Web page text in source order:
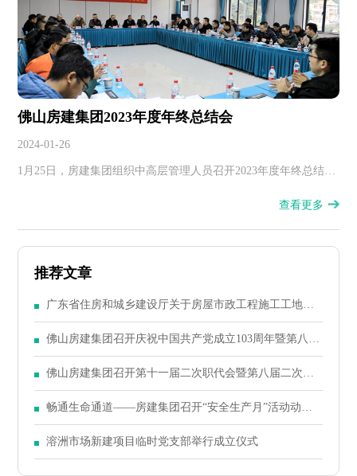
省房屋建筑工程竣工验收技术资料统一用表（2016版）》同时废
止。
佛山房建集团2023年度年终总结会
2024-01-26
1月25日，房建集团组织中高层管理人员召开2023年度年终总结
查看更多
推荐文章
广东省住房和城乡建设厅关于房屋市政工程施工工地塔
式起重机全面安装使用安全监控系统的通知
佛山房建集团召开庆祝中国共产党成立103周年暨第八届
二次党员大会
佛山房建集团召开第十一届二次职代会暨第八届二次股
东大会
畅通生命通道——房建集团召开“安全生产月”活动动员
大会
溶洲市场新建项目临时党支部举行成立仪式